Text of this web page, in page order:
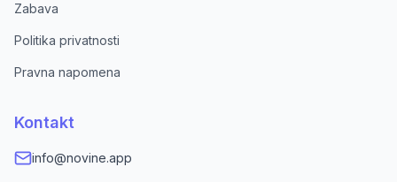
Zabava
Politika privatnosti
Pravna napomena
Kontakt
info@novine.app